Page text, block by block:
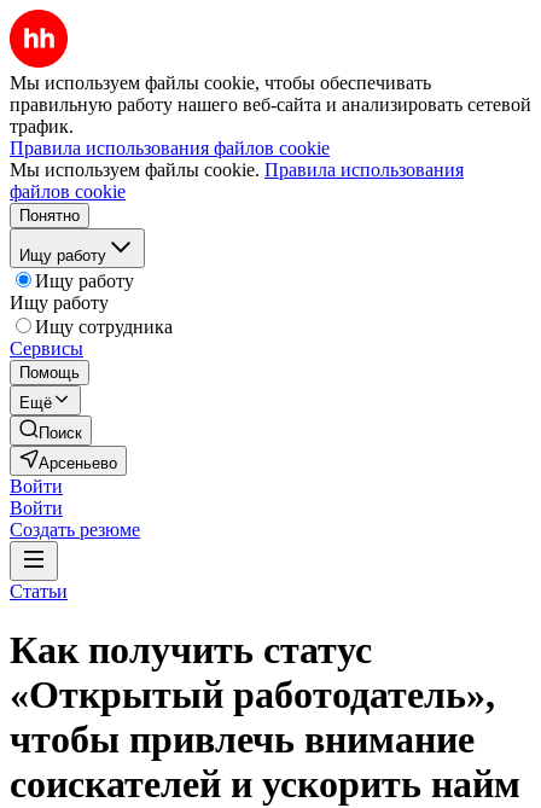
Мы используем файлы cookie, чтобы обеспечивать
правильную работу нашего веб-сайта и анализировать сетевой
трафик.
Правила использования файлов cookie
Мы используем файлы cookie. Правила использования
файлов cookie
Понятно
Ищу работу
Ищу работу
Ищу работу
Ищу сотрудника
Сервисы
Помощь
Ещё
Поиск
Арсеньево
Войти
Войти
Создать резюме
Статьи
Как получить статус
«Открытый работодатель»,
чтобы привлечь внимание
соискателей и ускорить найм